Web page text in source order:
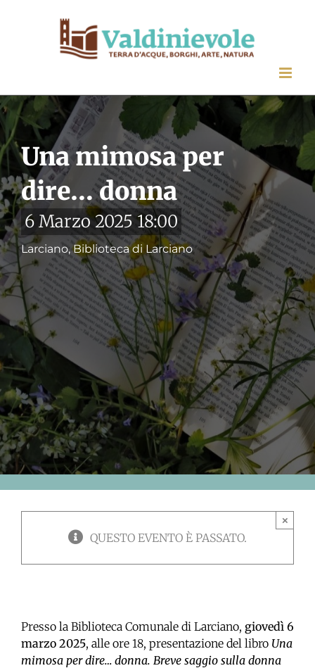
Una mimosa per
dire… donna
6 Marzo 2025 18:00
Larciano, Biblioteca di Larciano
QUESTO EVENTO È PASSATO.
×
Presso la Biblioteca Comunale di Larciano, giovedì 6
marzo 2025, alle ore 18, presentazione del libro Una
mimosa per dire… donna. Breve saggio sulla donna